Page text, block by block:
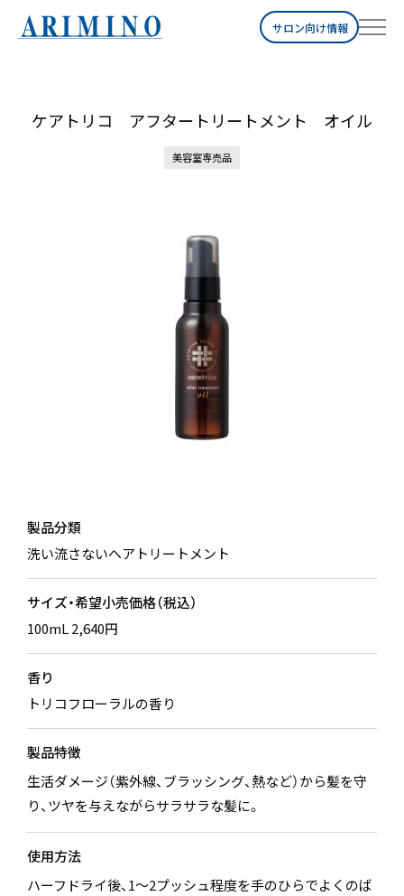
サロン向け情報
ケアトリコ アフタートリートメント オイル
美容室専売品
製品分類
洗い流さないヘアトリートメント
サイズ・希望小売価格（税込）
100mL 2,640円
香り
トリコフローラルの香り
製品特徴
生活ダメージ（紫外線、ブラッシング、熱など）から髪を守
り、ツヤを与えながらサラサラな髪に。
使用方法
ハーフドライ後、1～2プッシュ程度を手のひらでよくのば